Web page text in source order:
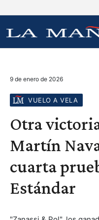
9 de enero de 2026
VUELO A VELA
Otra
Martín
cuarta
Estándar